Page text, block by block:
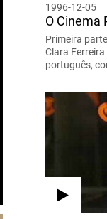
1996-12-05
O Cinema
Primeira
Clara
português,